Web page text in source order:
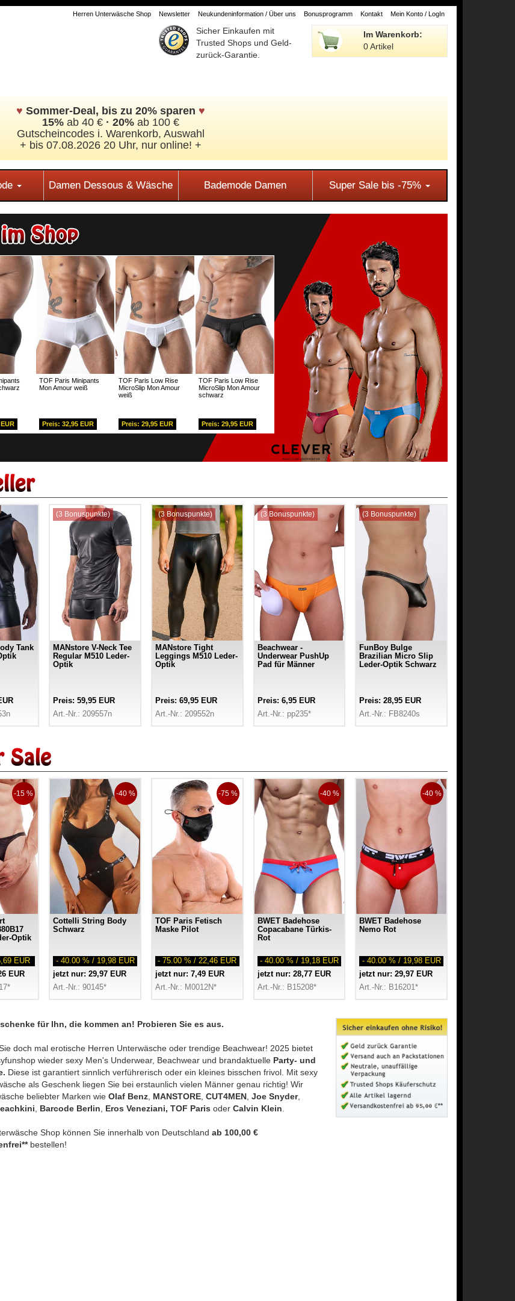
Herren Unterwäsche Shop Newsletter Neukundeninformation / Über uns Bonusprogramm Kontakt Mein Konto / LogIn
Sicher Einkaufen mit
Trusted Shops und Geld-
zurück-Garantie.
Im Warenkorb:
0 Artikel
♥ Sommer-Deal, bis zu 20% sparen ♥
15% ab 40 € · 20% ab 100 €
Gutscheincodes i. Warenkorb, Auswahl
+ bis 07.08.2026 20 Uhr, nur online! +
Damen Dessous & Wäsche Bademode Damen Super Sale bis -75%
TOF Paris Minipants
Mon Amour weiß
Preis: 32,95 EUR
TOF Paris Low Rise
MicroSlip Mon Amour
weiß
Preis: 29,95 EUR
TOF Paris Low Rise
MicroSlip Mon Amour
schwarz
Preis: 29,95 EUR
Tank
(3 Bonuspunkte)
MANstore V-Neck Tee
Regular M510 Leder-
Optik
Preis: 59,95 EUR
Art.-Nr.: 209557n
(3 Bonuspunkte)
MANstore Tight
Leggings M510 Leder-
Optik
Preis: 69,95 EUR
Art.-Nr.: 209552n
(3 Bonuspunkte)
Beachwear -
Underwear PushUp
Pad für Männer
Preis: 6,95 EUR
Art.-Nr.: pp235*
(3 Bonuspunkte)
FunBoy Bulge
Brazilian Micro Slip
Leder-Optik Schwarz
Preis: 28,95 EUR
Art.-Nr.: FB8240s
-15 %
Optik
EUR
EUR
-40 %
Cottelli String Body
Schwarz
- 40.00 % / 19,98 EUR
jetzt nur: 29,97 EUR
Art.-Nr.: 90145*
-75 %
TOF Paris Fetisch
Maske Pilot
- 75.00 % / 22,46 EUR
jetzt nur: 7,49 EUR
Art.-Nr.: M0012N*
-40 %
BWET Badehose
Copacabane Türkis-
Rot
- 40.00 % / 19,18 EUR
jetzt nur: 28,77 EUR
Art.-Nr.: B15208*
-40 %
BWET Badehose
Nemo Rot
- 40.00 % / 19,98 EUR
jetzt nur: 29,97 EUR
Art.-Nr.: B16201*
für Ihn, die kommen an! Probieren Sie es aus.
doch mal erotische Herren Unterwäsche oder trendige Beachwear! 2025 bietet
wieder sexy Men's Underwear, Beachwear und brandaktuelle Party- und
Diese ist garantiert sinnlich verführerisch oder ein kleines bisschen frivol. Mit sexy
als Geschenk liegen Sie bei erstaunlich vielen Männer genau richtig! Wir
beliebter Marken wie Olaf Benz, MANSTORE, CUT4MEN, Joe Snyder,
Barcode Berlin Eros Veneziani, TOF Paris oder Calvin Klein
Shop können Sie innerhalb von Deutschland ab 100,00 €
bestellen!